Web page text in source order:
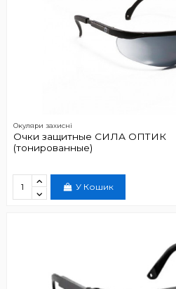
Окуляри захисні
Очки защитные СИЛА ОПТИК
(тонированные)
У Кошик